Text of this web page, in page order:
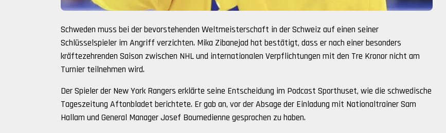
Schweden muss bei der bevorstehenden Weltmeisterschaft in der Schweiz auf einen seiner
Schlüsselspieler im Angriff verzichten. Mika Zibanejad hat bestätigt, dass er nach einer besonders
kräftezehrenden Saison zwischen NHL und internationalen Verpflichtungen mit den Tre Kronor nicht am
Turnier teilnehmen wird.
Der Spieler der New York Rangers erklärte seine Entscheidung im Podcast Sporthuset, wie die schwedische
Tageszeitung Aftonbladet berichtete. Er gab an, vor der Absage der Einladung mit Nationaltrainer Sam
Hallam und General Manager Josef Boumedienne gesprochen zu haben.